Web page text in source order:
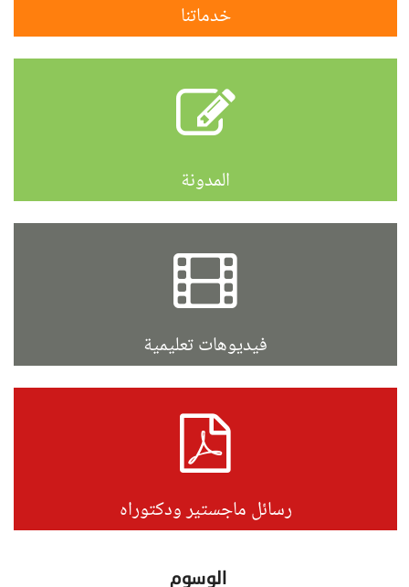
خدماتنا
المدونة
فيديوهات تعليمية
رسائل ماجستير ودكتوراه
الوسوم